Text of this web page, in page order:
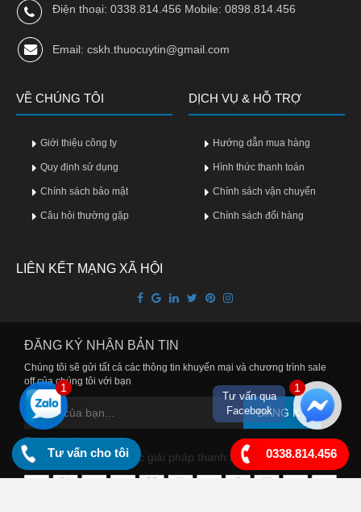
1
Tư vấn qua
Facebook
1
Tư vấn cho tôi
Điện thoại: 0338.814.456 Mobile: 0898.814.456
Email: cskh.thuocuytin@gmail.com
VỀ CHÚNG TÔI
Giới thiệu công ty
Quy định sử dụng
Chính sách bảo mật
Câu hỏi thường gặp
DỊCH VỤ & HỖ TRỢ
Hướng dẫn mua hàng
Hình thức thanh toán
Chính sách vận chuyển
Chính sách đổi hàng
LIÊN KẾT MẠNG XÃ HỘI
ĐĂNG KÝ NHẬN BẢN TIN
Chúng tôi sẽ gửi tất cả các thông tin khuyến mại và chương trình sale
off của chúng tôi với bạn
ĐĂNG KÝ
Thanh toán
Chúng tôi cung cấp các giải pháp thanh toán tiện lợi cho bạn
0338.814.456